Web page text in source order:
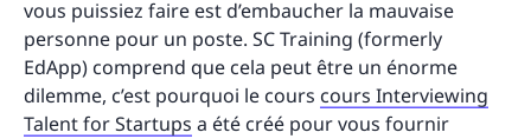
vous puissiez faire est d’embaucher la mauvaise
personne pour un poste. SC Training (formerly
EdApp) comprend que cela peut être un énorme
dilemme, c’est pourquoi le cours cours Interviewing
Talent for Startups a été créé pour vous fournir